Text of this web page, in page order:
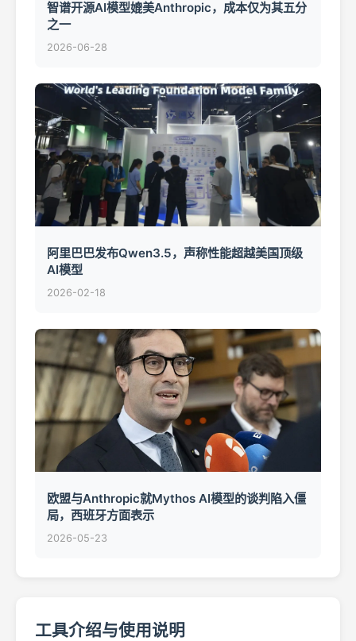
智谱开源AI模型媲美Anthropic，成本仅为其五分
之一
2026-06-28
阿里巴巴发布Qwen3.5，声称性能超越美国顶级
AI模型
2026-02-18
欧盟与Anthropic就Mythos AI模型的谈判陷入僵
局，西班牙方面表示
2026-05-23
工具介绍与使用说明